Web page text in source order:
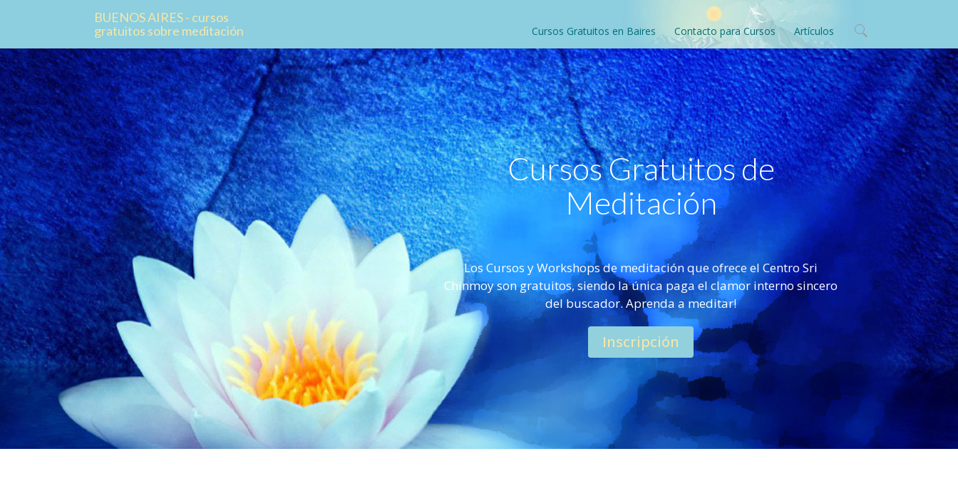
BUENOS AIRES - cursos
gratuitos sobre meditación
Cursos Gratuitos en Baires Contacto para Cursos Artículos
Cursos Gratuitos de
Meditación
Los Cursos y Workshops de meditación que ofrece el Centro Sri
Chinmoy son gratuitos, siendo la única paga el clamor interno sincero
del buscador. Aprenda a meditar!
Inscripción